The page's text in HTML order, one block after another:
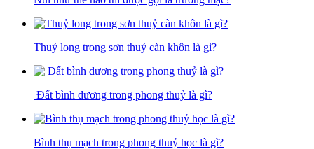
Thuỷ long trong sơn thuỷ càn khôn là gì?
Đất bình dương trong phong thuỷ là gì?
Bình thụ mạch trong phong thuỷ học là gì?